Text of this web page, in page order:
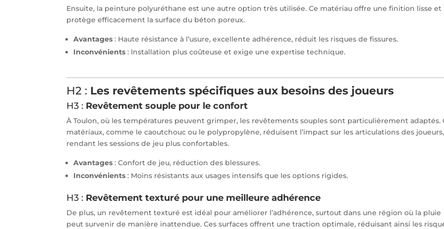
Ensuite, la peinture polyuréthane est une autre option très utilisée. Ce matériau offre une finition lisse et
protège efficacement la surface du béton poreux.
Avantages : Haute résistance à l’usure, excellente adhérence, réduit les risques de fissures.
Inconvénients : Installation plus coûteuse et exige une expertise technique.
H2 : Les revêtements spécifiques aux besoins des joueurs
H3 : Revêtement souple pour le confort
À Toulon, où les températures peuvent grimper, les revêtements souples sont particulièrement adaptés.
matériaux, comme le caoutchouc ou le polypropylène, réduisent l’impact sur les articulations des joueurs,
rendant les sessions de jeu plus confortables.
Avantages : Confort de jeu, réduction des blessures.
Inconvénients : Moins résistants aux usages intensifs que les options rigides.
H3 : Revêtement texturé pour une meilleure adhérence
De plus, un revêtement texturé est idéal pour améliorer l’adhérence, surtout dans une région où la pluie
peut survenir de manière inattendue. Ces surfaces offrent une traction optimale, réduisant ainsi les